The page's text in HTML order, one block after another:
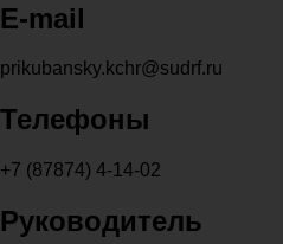
E-mail
prikubansky.kchr@sudrf.ru
Телефоны
+7 (87874) 4-14-02
Руководитель